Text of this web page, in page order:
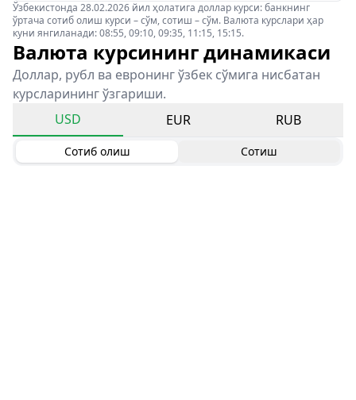
Ўзбекистонда 28.02.2026 йил ҳолатига доллар курси: банкнинг
ўртача сотиб олиш курси – сўм, сотиш – сўм. Валюта курслари ҳар
куни янгиланади: 08:55, 09:10, 09:35, 11:15, 15:15.
Валюта курсининг динамикаси
Доллар, рубл ва евронинг ўзбек сўмига нисбатан
курсларининг ўзгариши.
USD
EUR RUB
Сотиб олиш Сотиш